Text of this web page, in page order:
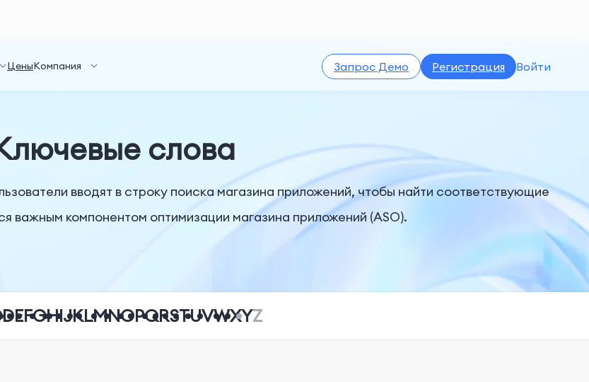
ЦеныКомпания Запрос Демо Регистрация Войти
слова
вводят в строку поиска магазина приложений, чтобы найти соответствующие
важным компонентом оптимизации магазина приложений (ASO).
DEFGHIJKLMNOPQRSTUVWXYZ